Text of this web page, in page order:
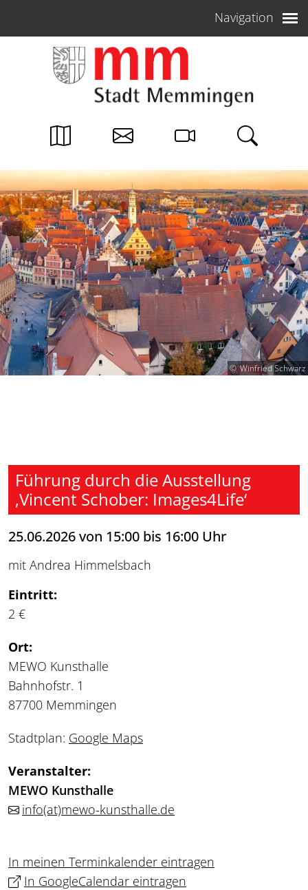
Navigation
Winfried Schwarz
Führung durch die Ausstellung
‚Vincent Schober: Images4Life‘
25.06.2026 von 15:00 bis 16:00 Uhr
mit Andrea Himmelsbach
Eintritt:
2 €
Ort:
MEWO Kunsthalle
Bahnhofstr. 1
87700 Memmingen
Stadtplan: Google Maps
Veranstalter:
MEWO Kunsthalle
info(at)mewo-kunsthalle.de
In meinen Terminkalender eintragen
In GoogleCalendar eintragen